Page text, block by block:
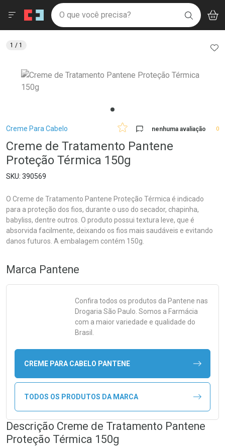
Drogaria São Paulo
Ir direto para a home
pela página
Ir direto para o conteúdo
Ir direto para a busca
Ir direto para a conta
Ir direto para a notificações
Ir direto para o carrinho
Ir direto para o menu
Faça a sua busca
O que você precisa? BUSCAR
Menu
Breadcrumb
Creme Para Cabelo nenhuma avaliação 0
Creme de Tratamento Pantene
Proteção Térmica 150g
390569
O Creme de Tratamento Pantene Proteção Térmica é indicado
para a proteção dos fios, durante o uso do secador, chapinha,
babyliss, dentre outros. O produto possui textura leve, que é
absorvida facilmente, deixando os fios mais saudáveis e evitando
danos futuros. A embalagem contém 150g.
1 / 1
Marca Pantene
Confira todos os produtos da Pantene nas
Drogaria São Paulo. Somos a Farmácia
com a maior variedade e qualidade do
Brasil.
CREME PARA CABELO PANTENE
TODOS OS PRODUTOS DA MARCA
Descrição Creme de Tratamento Pantene
Proteção Térmica 150g